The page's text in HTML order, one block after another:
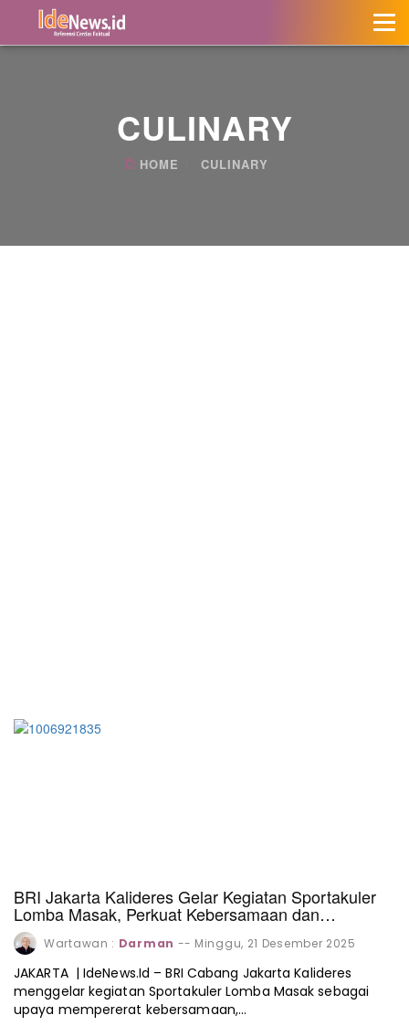
CULINARY
HOME CULINARY
BRI Jakarta Kalideres Gelar Kegiatan Sportakuler
Lomba Masak, Perkuat Kebersamaan dan
Semangat Kerja
Wartawan : Darman -- Minggu, 21 Desember 2025
JAKARTA | IdeNews.Id – BRI Cabang Jakarta Kalideres
menggelar kegiatan Sportakuler Lomba Masak sebagai
upaya mempererat kebersamaan,…